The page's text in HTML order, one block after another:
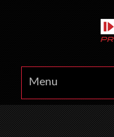
Menu